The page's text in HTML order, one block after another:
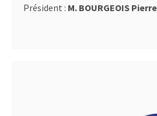
Président : M. BOURGEOIS Pierre